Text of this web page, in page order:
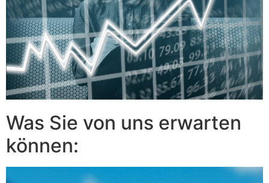
Was Sie von uns erwarten
können: